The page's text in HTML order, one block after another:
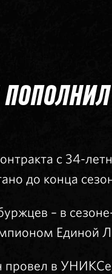
с 34-
до конца
– в
Единой
провел в